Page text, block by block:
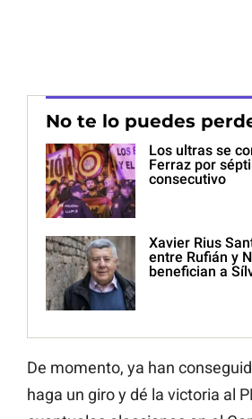
No te lo puedes
Los ultras se
Ferraz por
consecutivo
Xavier Rius
entre Rufián y
benefician a
De momento, ya han
haga un giro y dé la victoria al